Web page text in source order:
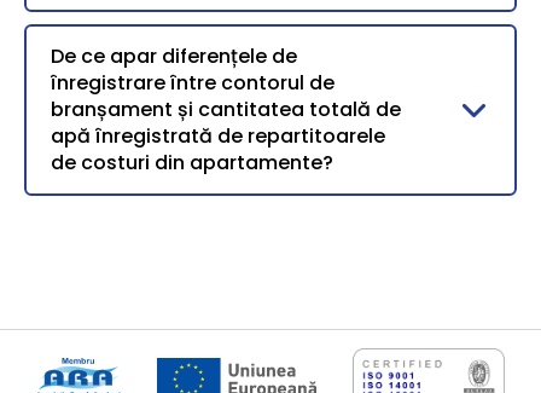
De ce apar diferențele de
înregistrare între contorul de
branșament și cantitatea totală de
apă înregistrată de repartitoarele
de costuri din apartamente?